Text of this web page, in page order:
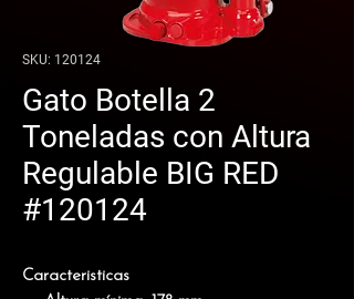
SKU: 120124
Gato Botella 2
Toneladas con Altura
Regulable BIG RED
#120124
Caracteristicas